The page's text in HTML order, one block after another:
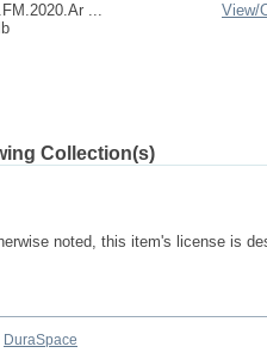
...
View/
Collection(s)
noted, this item's license is
DuraSpace